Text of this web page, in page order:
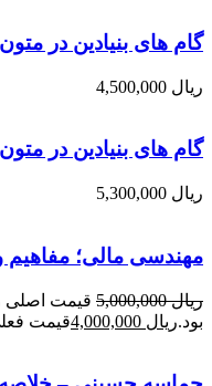
گام های بنیادین در
ریال
گام های بنیادین در
ریال
مهندسی مالی؛ مفاهیم
ریال5,000,000
بود.ریال قیمت فعلی ریال